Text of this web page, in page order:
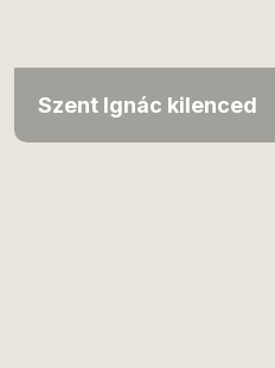
Szent Ignác kilenced